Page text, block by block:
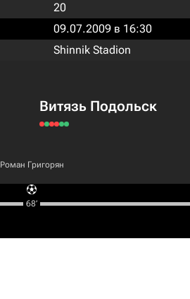
20
09.07.2009 в 16:30
Shinnik Stadion
Витязь Подольск
Роман Григорян
68‎’‎